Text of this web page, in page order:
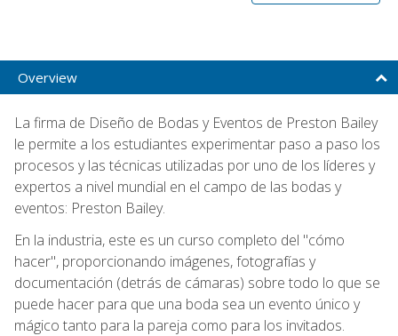
Overview
La firma de Diseño de Bodas y Eventos de Preston Bailey
le permite a los estudiantes experimentar paso a paso los
procesos y las técnicas utilizadas por uno de los líderes y
expertos a nivel mundial en el campo de las bodas y
eventos: Preston Bailey.
En la industria, este es un curso completo del "cómo
hacer", proporcionando imágenes, fotografías y
documentación (detrás de cámaras) sobre todo lo que se
puede hacer para que una boda sea un evento único y
mágico tanto para la pareja como para los invitados.